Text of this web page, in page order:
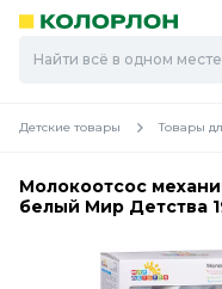
Ск
Ск
Детские товары Товары
Молокоотсос
белый Мир Детства